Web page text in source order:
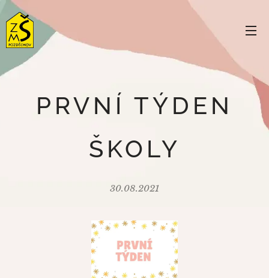
PRVNÍ TÝDEN
ŠKOLY
30.08.2021